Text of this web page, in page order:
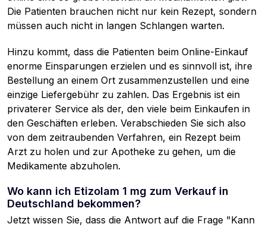
Die Patienten brauchen nicht nur kein Rezept, sondern
müssen auch nicht in langen Schlangen warten.
Hinzu kommt, dass die Patienten beim Online-Einkauf
enorme Einsparungen erzielen und es sinnvoll ist, ihre
Bestellung an einem Ort zusammenzustellen und eine
einzige Liefergebühr zu zahlen. Das Ergebnis ist ein
privaterer Service als der, den viele beim Einkaufen in
den Geschäften erleben. Verabschieden Sie sich also
von dem zeitraubenden Verfahren, ein Rezept beim
Arzt zu holen und zur Apotheke zu gehen, um die
Medikamente abzuholen.
Wo kann ich Etizolam 1 mg zum Verkauf in
Deutschland bekommen?
Jetzt wissen Sie, dass die Antwort auf die Frage "Kann